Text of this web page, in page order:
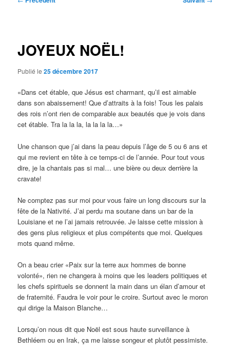
JOYEUX NOËL!
Publié le25 décembre 2017
«Dans cet étable, que Jésus est charmant, qu’il est aimable
dans son abaissement! Que d’attraits à la fois! Tous les palais
des rois n’ont rien de comparable aux beautés que je vois dans
cet étable. Tra la la la, la la la la…»
Une chanson que j’ai dans la peau depuis l’âge de 5 ou 6 ans et
qui me revient en tête à ce temps-ci de l’année. Pour tout vous
dire, je la chantais pas si mal… une bière ou deux derrière la
cravate!
Ne comptez pas sur moi pour vous faire un long discours sur la
fête de la Nativité. J’ai perdu ma soutane dans un bar de la
Louisiane et ne l’ai jamais retrouvée. Je laisse cette mission à
des gens plus religieux et plus compétents que moi. Quelques
mots quand même.
On a beau crier «Paix sur la terre aux hommes de bonne
volonté», rien ne changera à moins que les leaders politiques et
les chefs spirituels se donnent la main dans un élan d’amour et
de fraternité. Faudra le voir pour le croire. Surtout avec le moron
qui dirige la Maison Blanche…
Lorsqu’on nous dit que Noël est sous haute surveillance à
Bethléem ou en Irak, ça me laisse songeur et plutôt pessimiste.